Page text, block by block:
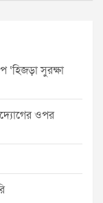
‘হিজড়া সুরক্ষা
ওপর